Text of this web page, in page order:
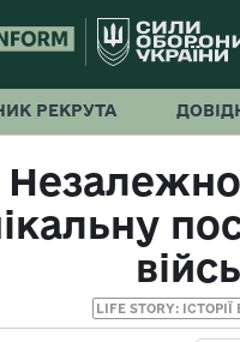
РЕКРУТА
LIFE STORY: